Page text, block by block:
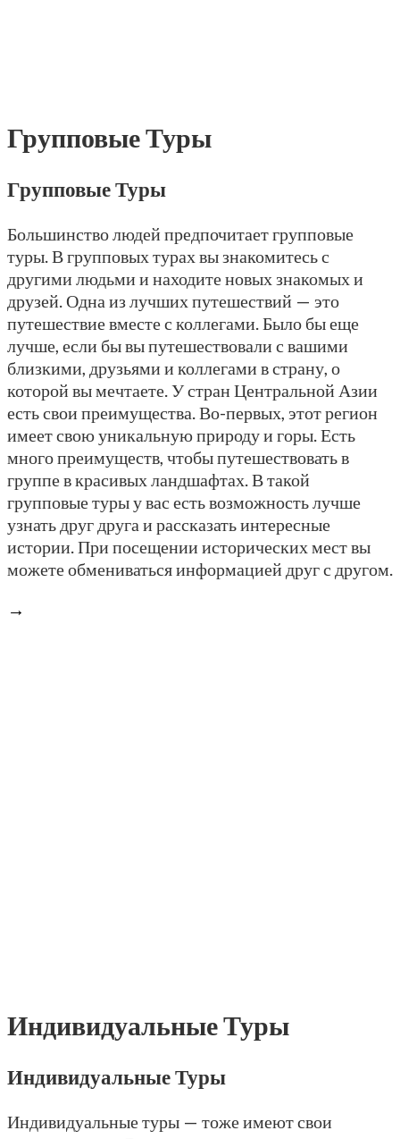
Групповые Туры
Групповые Туры
Большинство людей предпочитает групповые
туры. В групповых турах вы знакомитесь с
другими людьми и находите новых знакомых и
друзей. Одна из лучших путешествий — это
путешествие вместе с коллегами. Было бы еще
лучше, если бы вы путешествовали с вашими
близкими, друзьями и коллегами в страну, о
которой вы мечтаете. У стран Центральной Азии
есть свои преимущества. Во-первых, этот регион
имеет свою уникальную природу и горы. Есть
много преимуществ, чтобы путешествовать в
группе в красивых ландшафтах. В такой
групповые туры у вас есть возможность лучше
узнать друг друга и рассказать интересные
истории. При посещении исторических мест вы
можете обмениваться информацией друг с другом.
→
Индивидуальные Туры
Индивидуальные Туры
Индивидуальные туры — тоже имеют свои